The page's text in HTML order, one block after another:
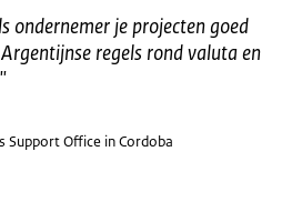
ondernemer je projecten goed
regels rond valuta en
"
Support Office in Cordoba